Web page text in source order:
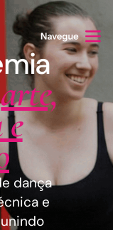
arte,
dança
e